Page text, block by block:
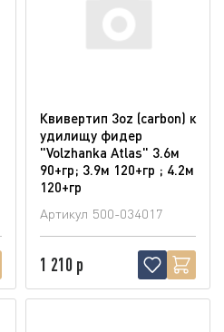
Квивертип 3oz (carbon) к
удилищу фидер
"Volzhanka Atlas" 3.6м
90+гр; 3.9м 120+гр ; 4.2м
120+гр
Артикул 500-034017
1 210 р